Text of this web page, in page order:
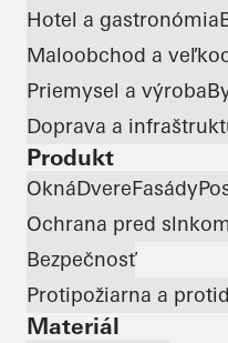
Hotel a gastronómia
Maloobchod a
Priemysel a výroba
Doprava a
Produkt
OknáDvereFasády
Ochrana pred slnkom
Bezpečnosť
Protipožiarna a
Materiál